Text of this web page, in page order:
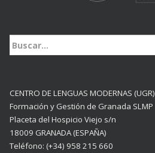
Buscar:
CENTRO DE LENGUAS MODERNAS (UGR)
Formación y Gestión de Granada SLMP
Placeta del Hospicio Viejo s/n
18009 GRANADA (ESPAÑA)
Teléfono: (+34) 958 215 660